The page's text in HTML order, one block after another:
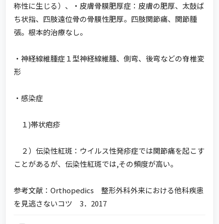
称性に生じる）、・皮膚骨膜肥厚症：皮膚の肥厚、太鼓ば
ち状指、四肢遠位骨の骨膜性肥厚。四肢関節痛、関節腫
張。根本的治療なし。
・神経線維腫症１型神経線維腫、側弯、後弯などの脊椎変
形
・感染症
１)帯状疱疹
２）伝染性紅斑：ウイルス性発疹症では関節痛を起こす
ことがあるが、伝染性紅斑では,その頻度が高い。
参考文献：Orthopedics 整形外科外来における他科疾患
を見逃さないコツ 3．2017